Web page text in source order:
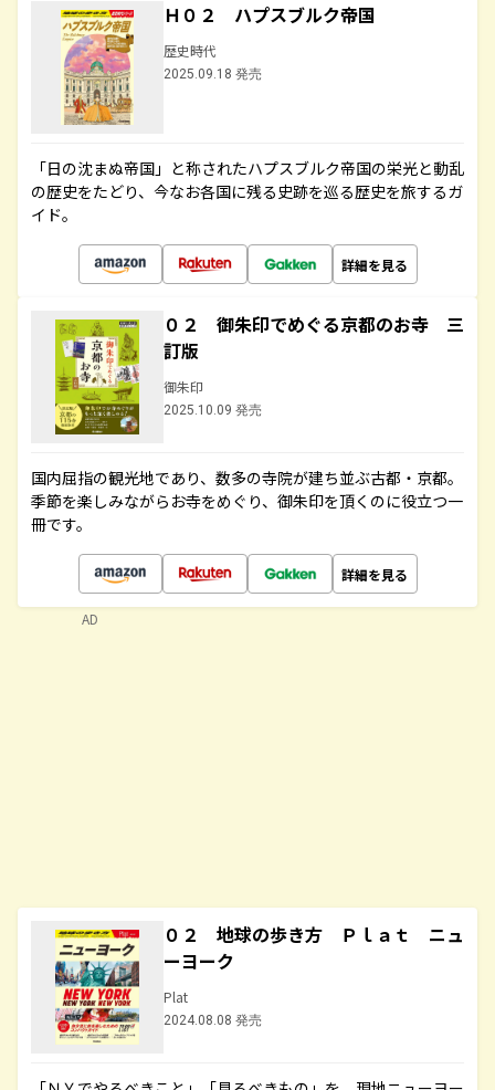
Ｈ０２ ハプスブルク帝国
歴史時代
2025.09.18 発売
「日の沈まぬ帝国」と称されたハプスブルク帝国の栄光と動乱
の歴史をたどり、今なお各国に残る史跡を巡る歴史を旅するガ
イド。
詳細を見る
０２ 御朱印でめぐる京都のお寺 三
訂版
御朱印
2025.10.09 発売
国内屈指の観光地であり、数多の寺院が建ち並ぶ古都・京都。
季節を楽しみながらお寺をめぐり、御朱印を頂くのに役立つ一
冊です。
詳細を見る
０２ 地球の歩き方 Ｐｌａｔ ニュ
ーヨーク
Plat
2024.08.08 発売
AD